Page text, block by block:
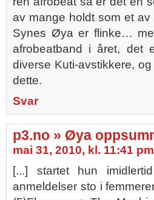
av mange holdt som et
Synes Øya er flinke…
afrobeatband i året, det
diverse Kuti-avstikkere,
dette.
Svar
p3.no » Øya
mai 31, 2010, kl. 11:41 pm
[...] startet hun
anmeldelser sto i